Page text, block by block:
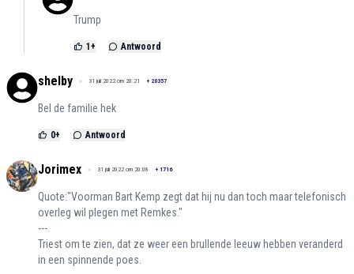
Trump
1 + Antwoord
shelby 31 juli 2022 om 20:21 + 20357
Bel de familie hek
0+ Antwoord
Jorimex 31 juli 2022 om 20:08 + 1716
Quote:"Voorman Bart Kemp zegt dat hij nu dan toch maar telefonisch
overleg wil plegen met Remkes."
---
Triest om te zien, dat ze weer een brullende leeuw hebben veranderd
in een spinnende poes.